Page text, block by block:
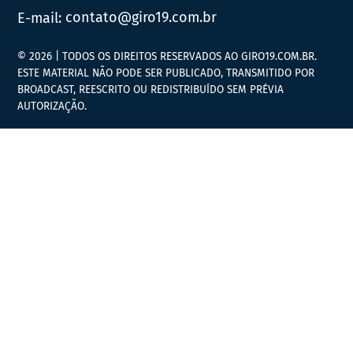
E-mail: contato@giro19.com.br
© 2026 | TODOS OS DIREITOS RESERVADOS AO GIRO19.COM.BR.
ESTE MATERIAL NÃO PODE SER PUBLICADO, TRANSMITIDO POR
BROADCAST, REESCRITO OU REDISTRIBUÍDO SEM PRÉVIA
AUTORIZAÇÃO.